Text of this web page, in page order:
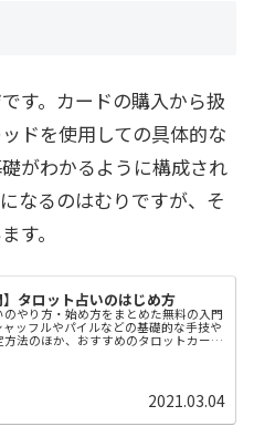
す。カードの購入から扱
ドを使用しての具体的な
がわかるように構成され
なるのはむりですが、そ
す。
】タロット占いのはじめ方
のやり方・始め方をまとめた無料の入門
ッフルやパイルなどの基礎的な手技や
方法のほか、おすすめのタロットカード
2021.03.04